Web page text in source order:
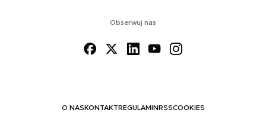
Obserwuj nas
O NASKONTAKTREGULAMINRSSCOOKIES